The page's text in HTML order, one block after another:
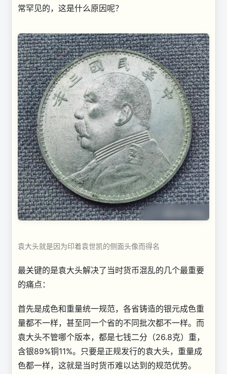
常罕见的，这是什么原因呢？
袁大头就是因为印着袁世凯的侧面头像而得名
最关键的是袁大头解决了当时货币混乱的几个最重要
的痛点：
首先是成色和重量统一规范，各省铸造的银元成色重
量都不一样，甚至同一个省的不同批次都不一样。而
袁大头不管哪个版本，都是七钱二分（26.8克）重，
含银89%铜11%。只要是正规发行的袁大头，重量成
色都一样，这就是当时货币难以达到的规范优势。